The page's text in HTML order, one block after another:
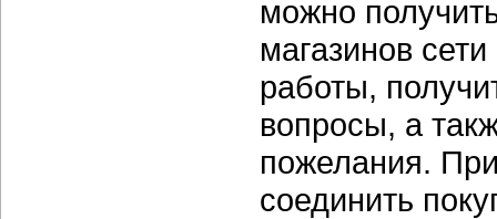
можно
магазинов
работы,
вопросы, а
пожелания.
соединить